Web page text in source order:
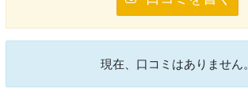
現在、口コミはありません。